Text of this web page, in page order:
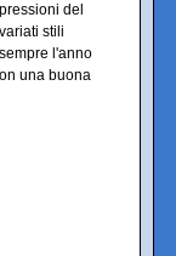
del
stili
l'anno
una buona